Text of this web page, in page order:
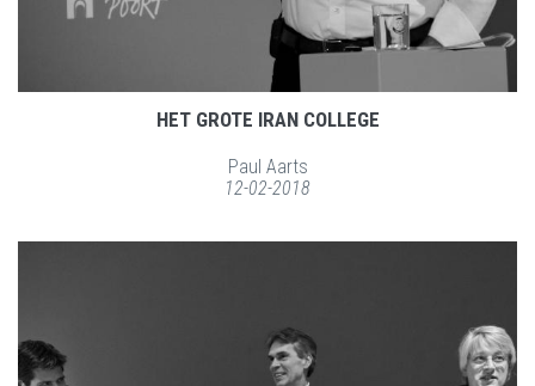
LEES MEER
HET GROTE IRAN COLLEGE
Paul Aarts
12-02-2018